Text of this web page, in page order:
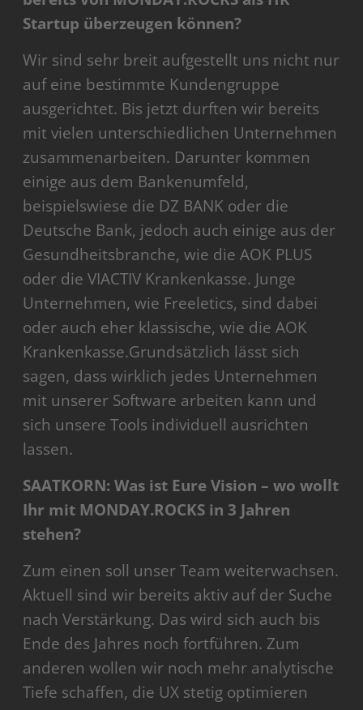
Startup überzeugen können?
Wir sind sehr breit aufgestellt uns nicht nur
auf eine bestimmte Kundengruppe
ausgerichtet. Bis jetzt durften wir bereits
mit vielen unterschiedlichen Unternehmen
zusammenarbeiten. Darunter kommen
einige aus dem Bankenumfeld,
beispielswiese die DZ BANK oder die
Deutsche Bank, jedoch auch einige aus der
Gesundheitsbranche, wie die AOK PLUS
oder die VIACTIV Krankenkasse. Junge
Unternehmen, wie Freeletics, sind dabei
oder auch eher klassische, wie die AOK
Krankenkasse.Grundsätzlich lässt sich
sagen, dass wirklich jedes Unternehmen
mit unserer Software arbeiten kann und
sich unsere Tools individuell ausrichten
lassen.
SAATKORN: Was ist Eure Vision – wo wollt
Ihr mit MONDAY.ROCKS in 3 Jahren
stehen?
Zum einen soll unser Team weiterwachsen.
Aktuell sind wir bereits aktiv auf der Suche
nach Verstärkung. Das wird sich auch bis
Ende des Jahres noch fortführen. Zum
anderen wollen wir noch mehr analytische
Tiefe schaffen, die UX stetig optimieren